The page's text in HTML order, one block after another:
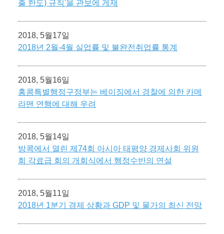
출 한도) 규칙'을 관보에 게재
2018, 5월17일
2018년 2월-4월 실업률 및 불완전취업률 통계
2018, 5월16일
홍콩특별행정구정부는 베이징에서 경찰에 의한 카메
라맨 연행에 대해 우려
2018, 5월14일
방콕에서 열린 제74회 아시아 태평양 경제사회 위원
회 각료급 회의 개회식에서 행정수반의 연설
2018, 5월11일
2018년 1분기 경제 상황과 GDP 및 물가의 최신 전망